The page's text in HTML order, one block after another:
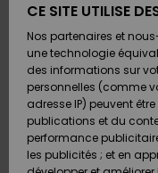
&
&
FEMME
A
SURF
SNOW
VENTE
CE SITE UTILISE
Nos partenaires et
une technologie
des informations sur
personnelles (comme
adresse IP) peuvent
publications et du
performance
les publicités ; et en